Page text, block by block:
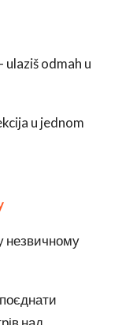
odmah u
u jednom
незвичному